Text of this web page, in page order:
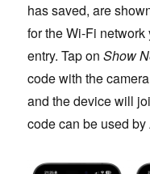
has saved, are
for the Wi-Fi
entry. Tap onShow
code with the
and the device will
code can be used